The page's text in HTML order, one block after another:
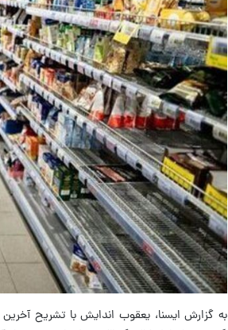
به گزارش ایسنا، یعقوب اندایش با تشریح